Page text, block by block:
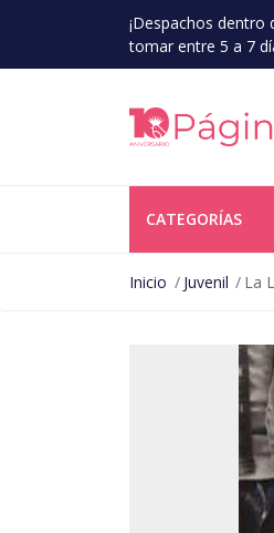
¡Despachos dentro
tomar entre 5 a 7
CATEGORÍAS
Inicio Juvenil La